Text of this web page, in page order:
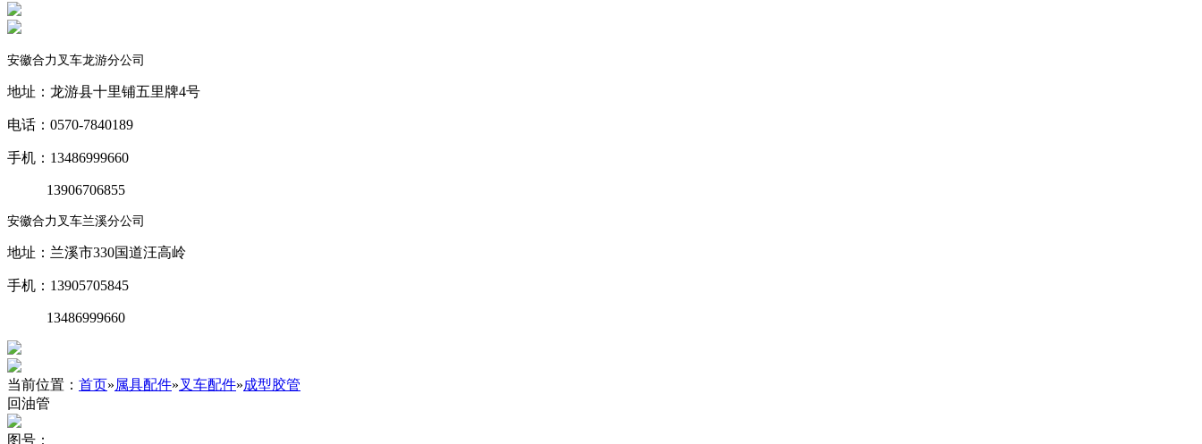
安徽合力叉车龙游分公司
地址：龙游县十里铺五里牌4号
电话：0570-7840189
手机：13486999660
13906706855
安徽合力叉车兰溪分公司
地址：兰溪市330国道汪高岭
手机：13905705845
13486999660
当前位置： 首页»属具配件»叉车配件»成型胶管
回油管
图号：